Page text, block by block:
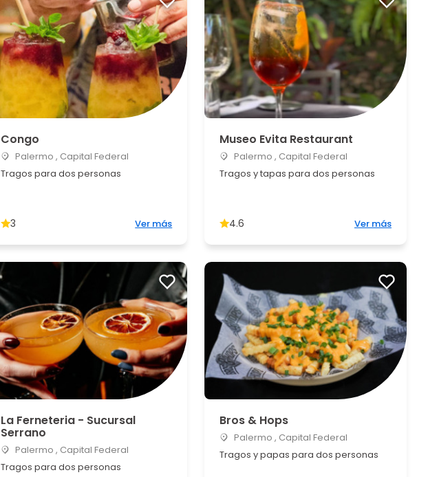
Congo
Palermo , Capital Federal
Tragos para dos personas
3 Ver más
Museo Evita Restaurant
Palermo , Capital Federal
Tragos y tapas para dos personas
4.6 Ver más
La Ferneteria - Sucursal
Serrano
Palermo , Capital Federal
Tragos para dos personas
Bros & Hops
Palermo , Capital Federal
Tragos y papas para dos personas